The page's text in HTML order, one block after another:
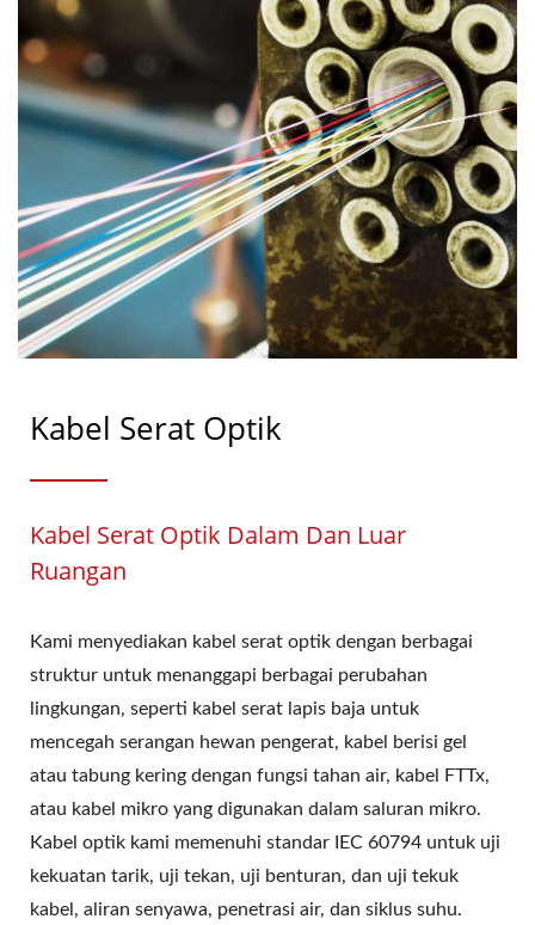
Kabel Serat Optik
Kabel Serat Optik Dalam Dan Luar
Ruangan
Kami menyediakan kabel serat optik dengan berbagai
struktur untuk menanggapi berbagai perubahan
lingkungan, seperti kabel serat lapis baja untuk
mencegah serangan hewan pengerat, kabel berisi gel
atau tabung kering dengan fungsi tahan air, kabel FTTx,
atau kabel mikro yang digunakan dalam saluran mikro.
Kabel optik kami memenuhi standar IEC 60794 untuk uji
kekuatan tarik, uji tekan, uji benturan, dan uji tekuk
kabel, aliran senyawa, penetrasi air, dan siklus suhu.